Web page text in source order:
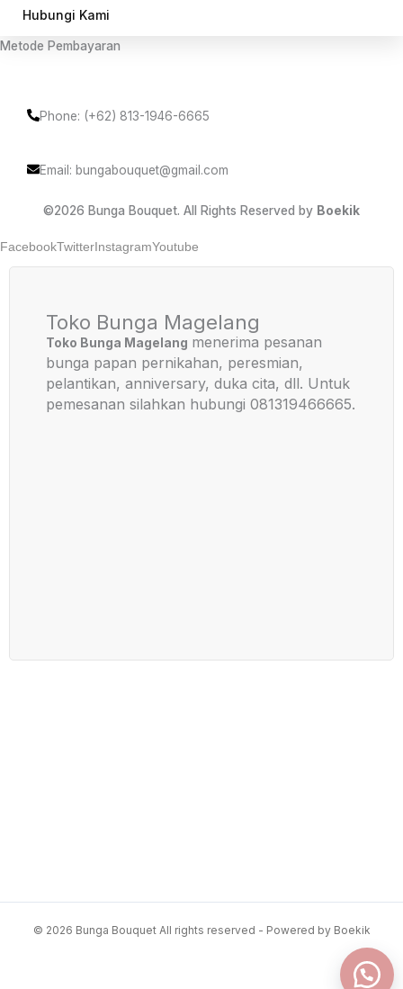
Hubungi Kami
Metode Pembayaran
Phone: (+62) 813-1946-6665
Email: bungabouquet@gmail.com
©2026 Bunga Bouquet. All Rights Reserved by Boekik
FacebookTwitter InstagramYoutube
Toko Bunga Magelang
Toko Bunga Magelang menerima pesanan
bunga papan pernikahan, peresmian,
pelantikan, anniversary, duka cita, dll. Untuk
pemesanan silahkan hubungi 081319466665.
© 2026 Bunga Bouquet All rights reserved - Powered by Boekik